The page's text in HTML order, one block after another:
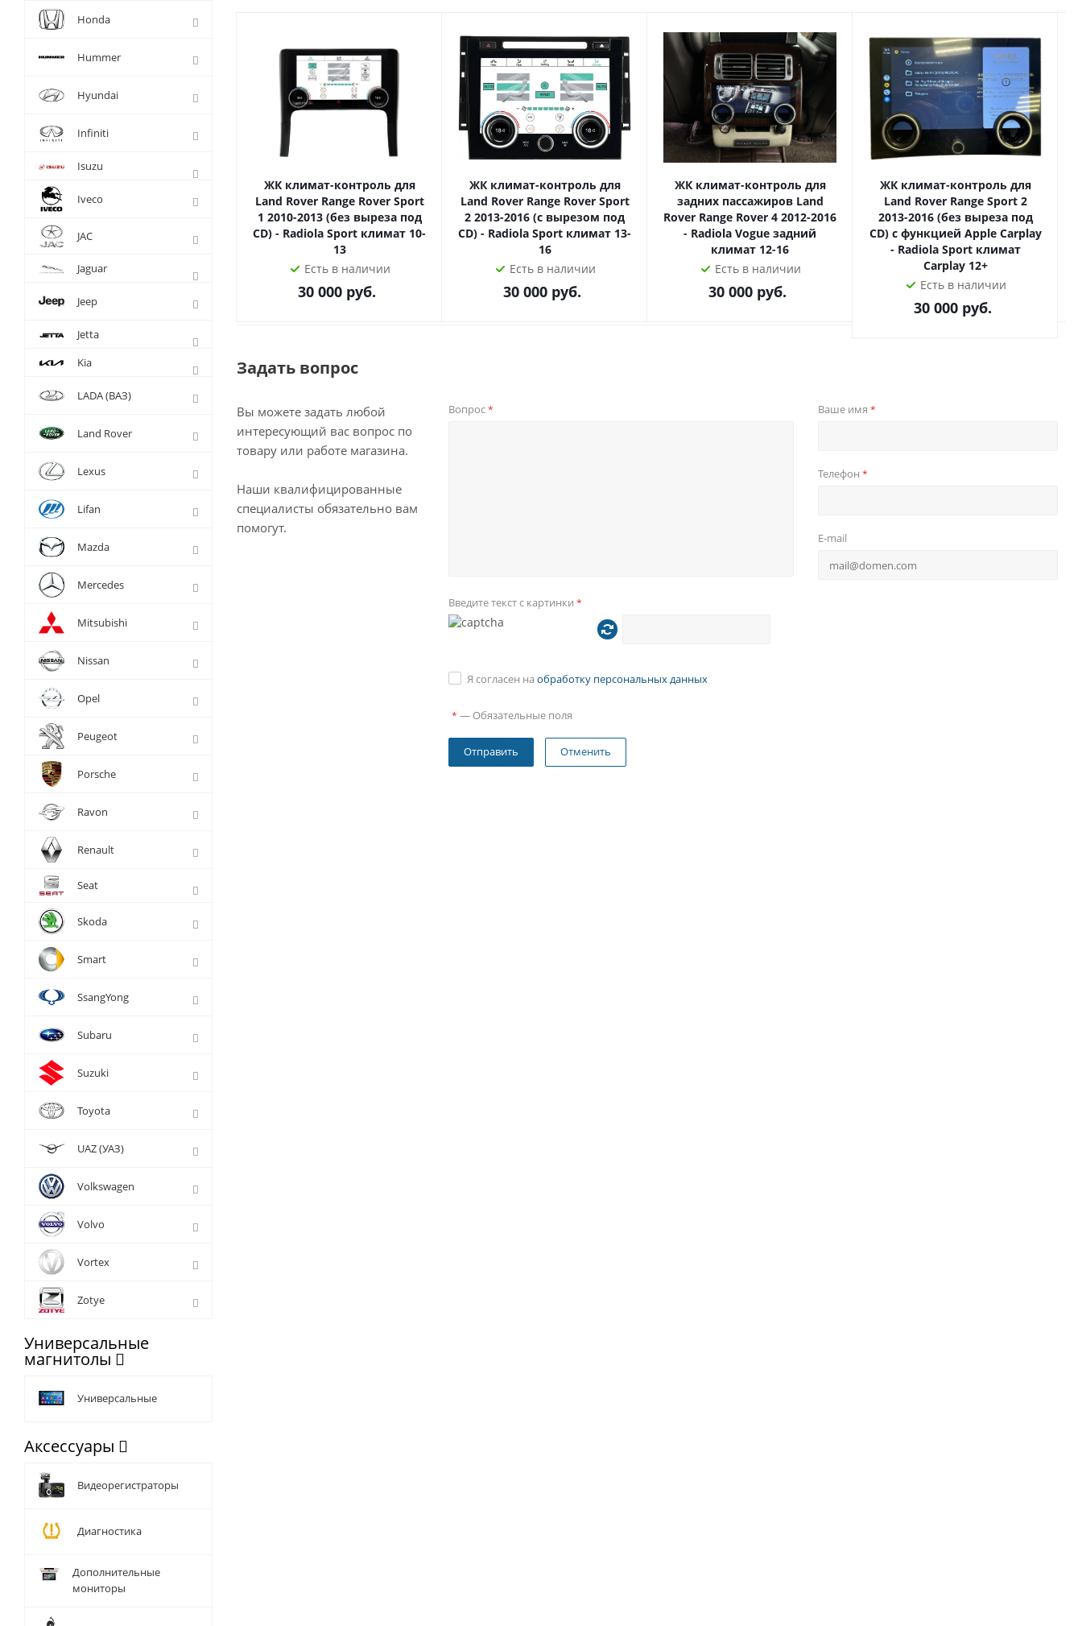
ЖК климат-контроль для
Land Rover Range Rover Sport
1 2010-2013 (без выреза под
CD) - Radiola Sport климат 10-
13
Есть в наличии
30 000руб.
ЖК климат-контроль для
Land Rover Range Rover Sport
2 2013-2016 (с вырезом под
CD) - Radiola Sport климат 13-
16
Есть в наличии
30 000руб.
ЖК климат-контроль для
задних пассажиров Land
Rover Range Rover 4 2012-2016
- Radiola Vogue задний
климат 12-16
Есть в наличии
30 000руб.
ЖК климат-контроль для
Land Rover Range Sport 2
2013-2016 (без выреза под
CD) с функцией Apple Carplay
- Radiola Sport климат
Carplay 12+
Есть в наличии
30 000руб.
Задать вопрос
Вы можете задать любой
интересующий вас вопрос по
товару или работе магазина.
Наши квалифицированные
специалисты обязательно вам
помогут.
Вопрос* Ваше имя *
Телефон *
E-mail
Введите текст с картинки *
Я согласен на обработку персональных данных
* — Обязательные поля
Отменить
Honda
Hummer
Hyundai
Infiniti
Isuzu
Iveco
JAC
Jaguar
Jeep
Jetta
Kia
LADA (ВАЗ)
Land Rover
Lexus
Lifan
Mazda
Mercedes
Mitsubishi
Nissan
Opel
Peugeot
Porsche
Ravon
Renault
Seat
Skoda
Smart
SsangYong
Subaru
Suzuki
Toyota
UAZ (УАЗ)
Volkswagen
Volvo
Vortex
Zotye
Универсальные
магнитолы
Универсальные
Аксессуары
Видеорегистраторы
Диагностика
Дополнительные
мониторы